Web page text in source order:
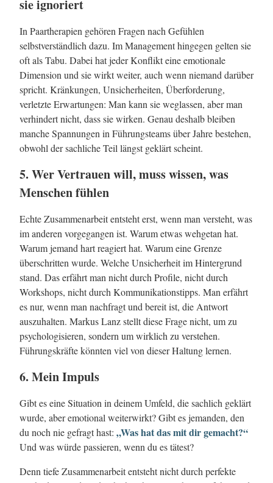
sie ignoriert
In Paartherapien gehören Fragen nach Gefühlen
selbstverständlich dazu. Im Management hingegen gelten sie
oft als Tabu. Dabei hat jeder Konflikt eine emotionale
Dimension und sie wirkt weiter, auch wenn niemand darüber
spricht. Kränkungen, Unsicherheiten, Überforderung,
verletzte Erwartungen: Man kann sie weglassen, aber man
verhindert nicht, dass sie wirken. Genau deshalb bleiben
manche Spannungen in Führungsteams über Jahre bestehen,
obwohl der sachliche Teil längst geklärt scheint.
5. Wer Vertrauen will, muss wissen, was
Menschen fühlen
Echte Zusammenarbeit entsteht erst, wenn man versteht, was
im anderen vorgegangen ist. Warum etwas wehgetan hat.
Warum jemand hart reagiert hat. Warum eine Grenze
überschritten wurde. Welche Unsicherheit im Hintergrund
stand. Das erfährt man nicht durch Profile, nicht durch
Workshops, nicht durch Kommunikationstipps. Man erfährt
es nur, wenn man nachfragt und bereit ist, die Antwort
auszuhalten. Markus Lanz stellt diese Frage nicht, um zu
psychologisieren, sondern um wirklich zu verstehen.
Führungskräfte könnten viel von dieser Haltung lernen.
6. Mein Impuls
Gibt es eine Situation in deinem Umfeld, die sachlich geklärt
wurde, aber emotional weiterwirkt? Gibt es jemanden, den
du noch nie gefragt hast: „Was hat das mit dir gemacht?“
Und was würde passieren, wenn du es tätest?
Denn tiefe Zusammenarbeit entsteht nicht durch perfekte